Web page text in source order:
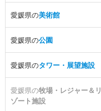
愛媛県の美術館
愛媛県の公園
愛媛県のタワー・展望施設
愛媛県の牧場・レジャー＆リ
ゾート施設